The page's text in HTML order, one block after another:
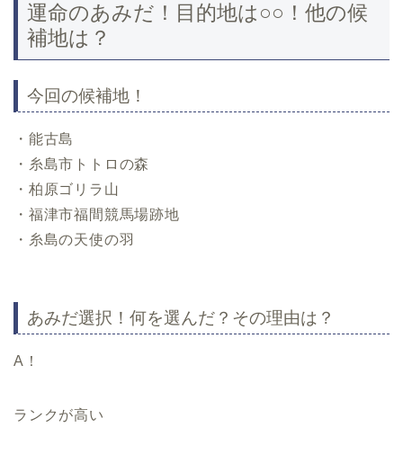
運命のあみだ！目的地は○○！他の候
補地は？
今回の候補地！
・能古島
・糸島市トトロの森
・柏原ゴリラ山
・福津市福間競馬場跡地
・糸島の天使の羽
あみだ選択！何を選んだ？その理由は？
A！
ランクが高い